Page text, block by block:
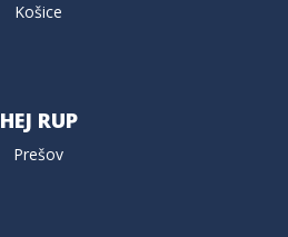
Košice
HEJ RUP
Prešov